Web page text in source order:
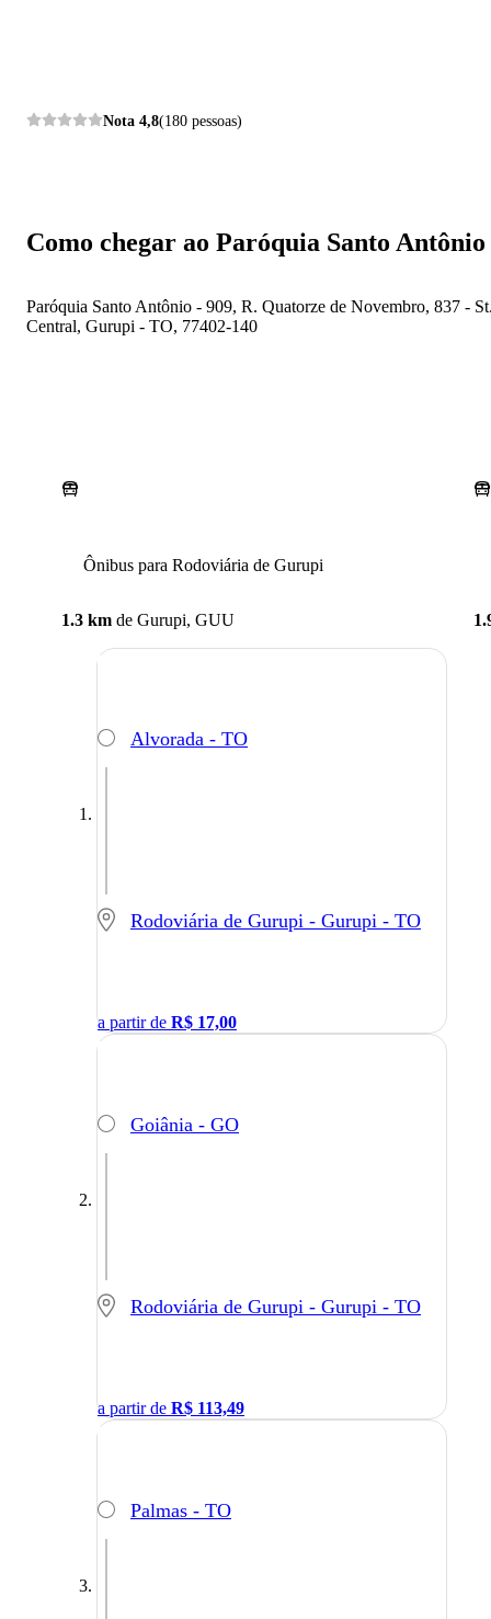
Nota 4,8(180 pessoas)
Como chegar ao Paróquia Santo Antônio
Paróquia Santo Antônio - 909, R. Quatorze de Novembro, 837 -
Central, Gurupi - TO, 77402-140
Ônibus para Rodoviária de Gurupi
1.3 km de Gurupi, GUU
Alvorada - TO
Rodoviária de Gurupi - Gurupi - TO
a partir de R$ 17,00
Goiânia - GO
Rodoviária de Gurupi - Gurupi - TO
a partir de R$ 113,49
Palmas - TO